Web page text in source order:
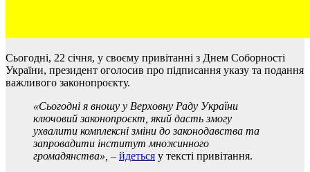
Сьогодні, 22 січня, у своєму привітанні з Днем Соборності
України, президент оголосив про підписання указу та подання
важливого законопроєкту.
«Сьогодні я вношу у Верховну Раду України
ключовий законопроєкт, який дасть змогу
ухвалити комплексні зміни до законодавства та
запровадити інститут множинного
громадянства», – йдеться у тексті привітання.